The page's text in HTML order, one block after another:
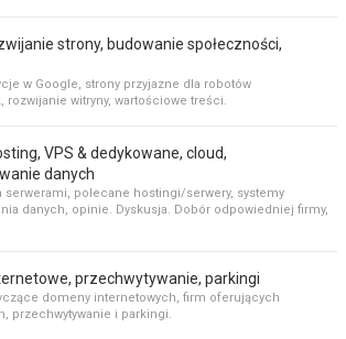
strony, budowanie społeczności,
w Google, strony przyjazne dla robotów
rozwijanie witryny, wartościowe treści.
VPS & dedykowane, cloud,
danych
serwerami, polecane hostingi/serwery, systemy
danych, opinie. Dyskusja. Dobór odpowiedniej firmy,
przechwytywanie, parkingi
domeny internetowych, firm oferujących
przechwytywanie i parkingi.